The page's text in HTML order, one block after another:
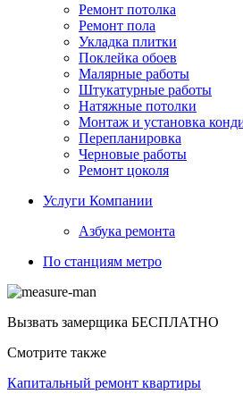
Ремонт потолка
Ремонт пола
Укладка плитки
Поклейка обоев
Малярные работы
Штукатурные работы
Натяжные потолки
Монтаж и установка
Перепланировка
Черновые работы
Ремонт цоколя
Услуги Компании
Азбука ремонта
По станциям метро
Вызвать замерщика БЕСПЛАТНО
Смотрите также
Капитальный ремонт квартиры